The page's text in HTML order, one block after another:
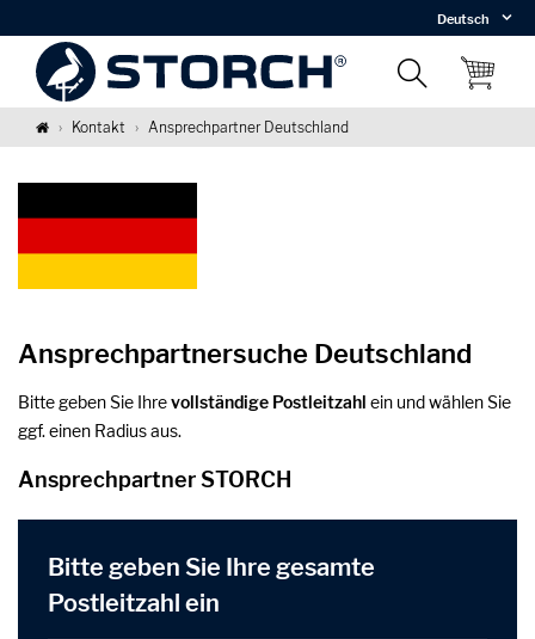
Deutsch
Kontakt Ansprechpartner Deutschland
Ansprechpartnersuche Deutschland
Bitte geben Sie Ihrevollständige Postleitzahl ein und wählen Sie
ggf. einen Radius aus.
Ansprechpartner STORCH
Bitte geben Sie Ihre gesamte
Postleitzahl ein